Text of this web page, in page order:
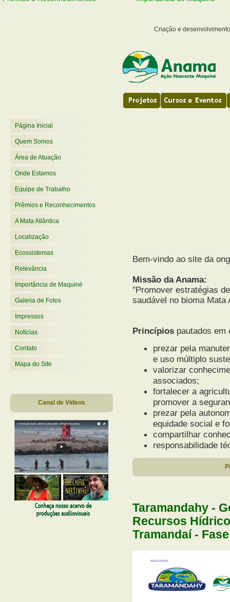
Criação e
Página Inicial
Quem Somos
Área de Atuação
Onde Estamos
Equipe de Trabalho
Prêmios e Reconhecimentos
A Mata Atlântica
Localização
Ecossistemas
Relevância
Importância de Maquiné
Galeria de Fotos
Impressos
Notícias
Contato
Mapa do Site
Canal de Videos
Bem-vindo ao site da
Missão da Anama:
"Promover estratégias
saudável no bioma Mata
Princípios pautados em
prezar pela
e uso múltiplo
valorizar
associados;
fortalecer a
promover a
prezar pela
equidade social e
compartilhar
responsabilidade
Taramandahy -
Recursos
Tramandaí -